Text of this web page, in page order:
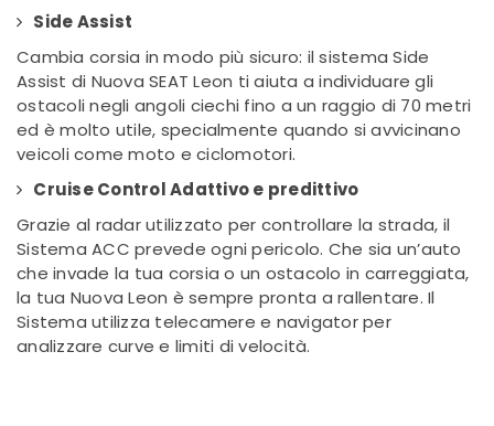
Side Assist
Cambia corsia in modo più sicuro: il sistema Side
Assist di Nuova SEAT Leon ti aiuta a individuare gli
ostacoli negli angoli ciechi fino a un raggio di 70 metri
ed è molto utile, specialmente quando si avvicinano
veicoli come moto e ciclomotori.
Cruise Control Adattivo e predittivo
Grazie al radar utilizzato per controllare la strada, il
Sistema ACC prevede ogni pericolo. Che sia un’auto
che invade la tua corsia o un ostacolo in carreggiata,
la tua Nuova Leon è sempre pronta a rallentare. Il
Sistema utilizza telecamere e navigator per
analizzare curve e limiti di velocità.